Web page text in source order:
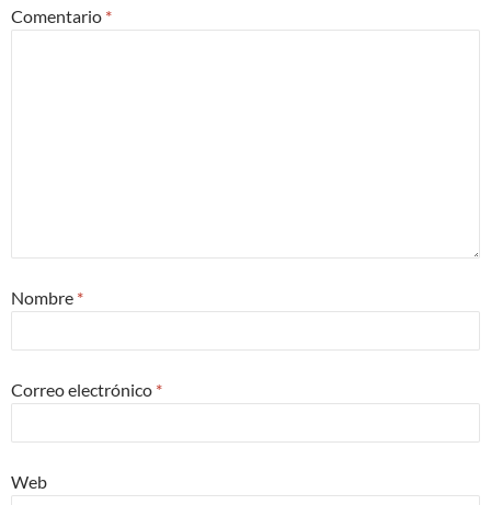
Comentario *
Nombre *
Correo electrónico *
Web